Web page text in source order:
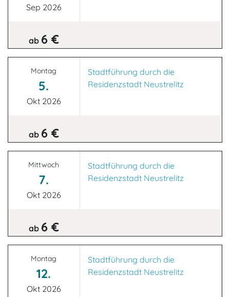
Sep 2026
ab 6 €
Montag
5.
Okt 2026
Stadtführung durch die
Residenzstadt Neustrelitz
ab 6 €
Mittwoch
7.
Okt 2026
Stadtführung durch die
Residenzstadt Neustrelitz
ab 6 €
Montag
12.
Okt 2026
Stadtführung durch die
Residenzstadt Neustrelitz